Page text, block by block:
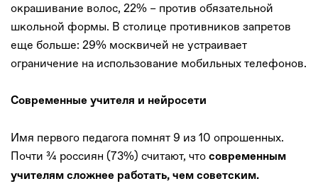
окрашивание волос, 22% – против обязательной
школьной формы. В столице противников запретов
еще больше: 29% москвичей не устраивает
ограничение на использование мобильных телефонов.
Современные учителя и нейросети
Имя первого педагога помнят 9 из 10 опрошенных.
Почти ¾ россиян (73%) считают, что современным
учителям сложнее работать, чем советским.